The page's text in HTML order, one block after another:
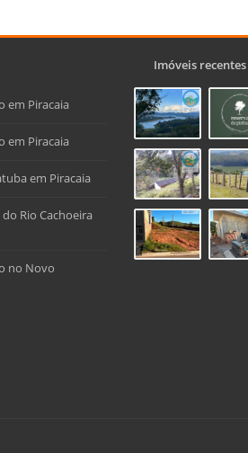
em Piracaia
em Piracaia
em Piracaia
Rio Cachoeira
no Novo
Imóveis recentes